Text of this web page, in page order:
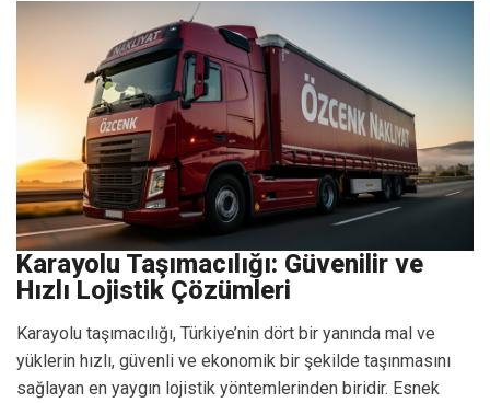
Karayolu Taşımacılığı: Güvenilir ve
Hızlı Lojistik Çözümleri
Karayolu taşımacılığı, Türkiye’nin dört bir yanında mal ve
yüklerin hızlı, güvenli ve ekonomik bir şekilde taşınmasını
sağlayan en yaygın lojistik yöntemlerinden biridir. Esnek